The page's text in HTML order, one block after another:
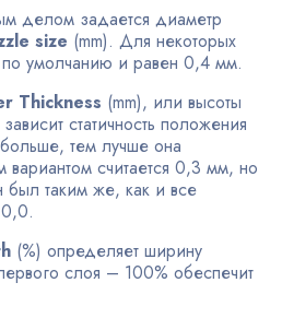
делом задается диаметр
size (mm). Для некоторых
умолчанию и равен 0,4 мм.
Thickness (mm), или высоты
статичность положения
тем лучше она
считается 0,3 мм, но
был таким же, как и все
0,0.
(%) определяет ширину
слоя – 100% обеспечит